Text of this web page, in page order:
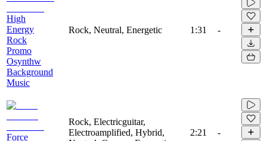
High
Energy
Rock
Promo
Osynthw
Background
Music
Rock, Neutral, Energetic 1:31 -
Force
Rock, Electricguitar,
Electroamplified, Hybrid,
2:21 -